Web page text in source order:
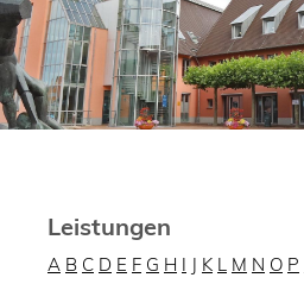
Leistungen
A B C D E F G H I J K L M N O P